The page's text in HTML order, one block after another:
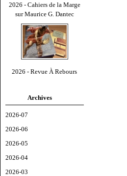
2026 - Cahiers de la Marge
sur Maurice G. Dantec
2026 - Revue À Rebours
Archives
2026-07
2026-06
2026-05
2026-04
2026-03